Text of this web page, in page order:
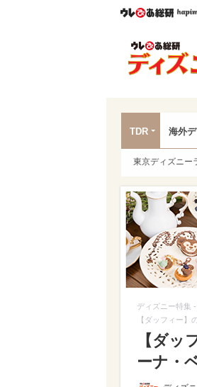
ウ
TDR 海外
東京ディズニー
ディズニー特集
【ダッフィー】
【ダッ
ーナ・